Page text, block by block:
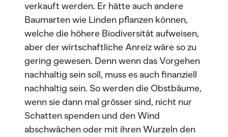
verkauft werden. Er hätte auch andere
Baumarten wie Linden pflanzen können,
welche die höhere Biodiversität aufweisen,
aber der wirtschaftliche Anreiz wäre so zu
gering gewesen. Denn wenn das Vorgehen
nachhaltig sein soll, muss es auch finanziell
nachhaltig sein. So werden die Obstbäume,
wenn sie dann mal grösser sind, nicht nur
Schatten spenden und den Wind
abschwächen oder mit ihren Wurzeln den